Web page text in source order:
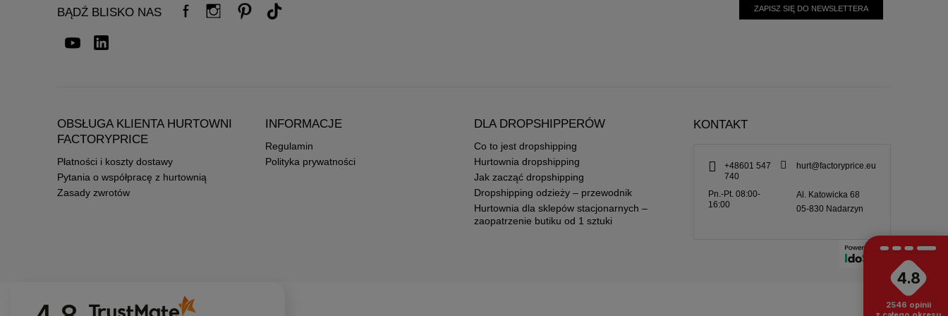
BĄDŹ BLISKO NAS ZAPISZ SIĘ DO NEWSLETTERA
OBSŁUGA KLIENTA HURTOWNI
FACTORYPRICE
Płatności i koszty dostawy
Pytania o współpracę z hurtownią
Zasady zwrotów
INFORMACJE
Regulamin
Polityka prywatności
DLA DROPSHIPPERÓW
Co to jest dropshipping
Hurtownia dropshipping
Jak zacząć dropshipping
Dropshipping odzieży – przewodnik
Hurtownia dla sklepów stacjonarnych –
zaopatrzenie butiku od 1 sztuki
KONTAKT
+48601 547
740
hurt@factoryprice.eu
Pn.-Pt. 08:00-
16:00
Al. Katowicka 68
05-830 Nadarzyn
4.8
2546 opinii